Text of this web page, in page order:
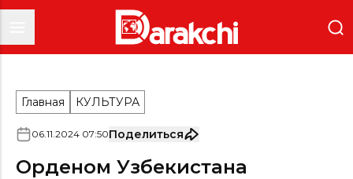
Главная КУЛЬТУРА
06.11.2024 07:50Поделиться
Орденом Узбекистана